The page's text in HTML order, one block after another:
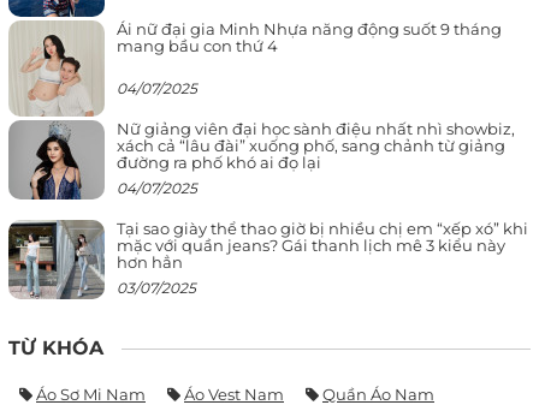
Ái nữ đại gia Minh Nhựa năng động suốt 9 tháng
mang bầu con thứ 4
04/07/2025
Nữ giảng viên đại học sành điệu nhất nhì showbiz,
xách cả “lâu đài” xuống phố, sang chảnh từ giảng
đường ra phố khó ai đọ lại
04/07/2025
Tại sao giày thể thao giờ bị nhiều chị em “xếp xó” khi
mặc với quần jeans? Gái thanh lịch mê 3 kiểu này
hơn hẳn
03/07/2025
TỪ KHÓA
Áo Sơ Mi Nam Áo Vest Nam Quần Áo Nam